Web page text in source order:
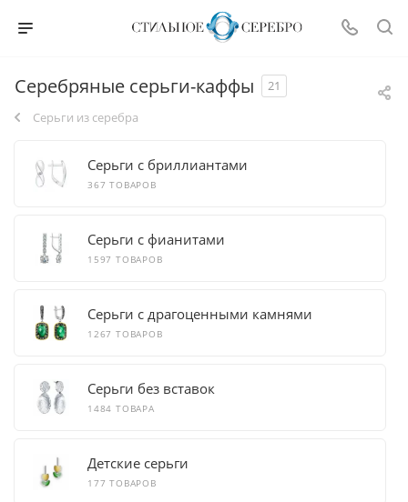
Серебряные серьги-каффы
21
Серьги из серебра
Серьги с бриллиантами
367 ТОВАРОВ
Серьги с фианитами
1597 ТОВАРОВ
Серьги с драгоценными камнями
1267 ТОВАРОВ
Серьги без вставок
1484 ТОВАРА
Детские серьги
177 ТОВАРОВ